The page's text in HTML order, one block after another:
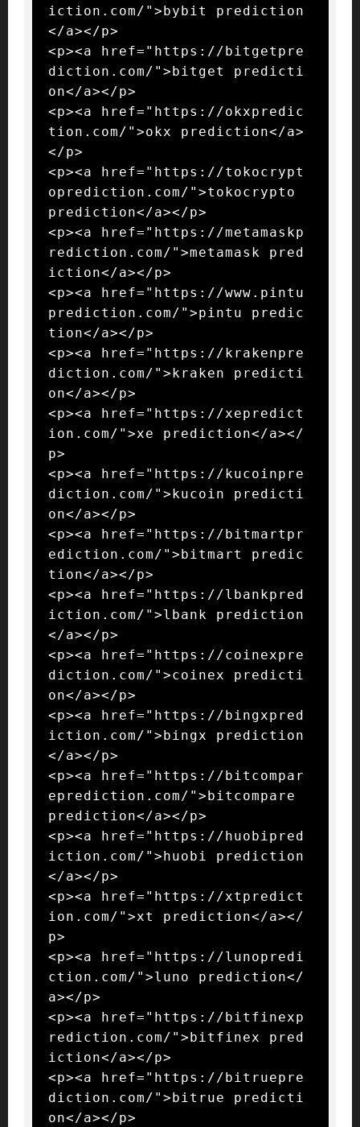
iction.com/">bybit prediction
</a></p>
<p><a href="https://bitgetpre
diction.com/">bitget predicti
on</a></p>
<p><a href="https://okxpredic
tion.com/">okx prediction</a>
</p>
<p><a href="https://tokocrypt
oprediction.com/">tokocrypto
prediction</a></p>
<p><a href="https://metamaskp
rediction.com/">metamask pred
iction</a></p>
<p><a href="https://www.pintu
prediction.com/">pintu predic
tion</a></p>
<p><a href="https://krakenpre
diction.com/">kraken predicti
on</a></p>
<p><a href="https://xepredict
ion.com/">xe prediction</a></
p>
<p><a href="https://kucoinpre
diction.com/">kucoin predicti
on</a></p>
<p><a href="https://bitmartpr
ediction.com/">bitmart predic
tion</a></p>
<p><a href="https://lbankpred
iction.com/">lbank prediction
</a></p>
<p><a href="https://coinexpre
diction.com/">coinex predicti
on</a></p>
<p><a href="https://bingxpred
iction.com/">bingx prediction
</a></p>
<p><a href="https://bitcompar
eprediction.com/">bitcompare
prediction</a></p>
<p><a href="https://huobipred
iction.com/">huobi prediction
</a></p>
<p><a href="https://xtpredict
ion.com/">xt prediction</a></
p>
<p><a href="https://lunopredi
ction.com/">luno prediction</
a></p>
<p><a href="https://bitfinexp
rediction.com/">bitfinex pred
iction</a></p>
<p><a href="https://bitruepre
diction.com/">bitrue predicti
on</a></p>